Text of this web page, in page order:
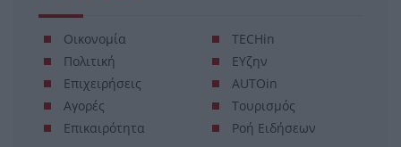
Οικονομία
Πολιτική
Επιχειρήσεις
Αγορές
Επικαιρότητα
TECHin
ΕΥζην
AUTOin
Τουρισμός
Ροή Ειδήσεων